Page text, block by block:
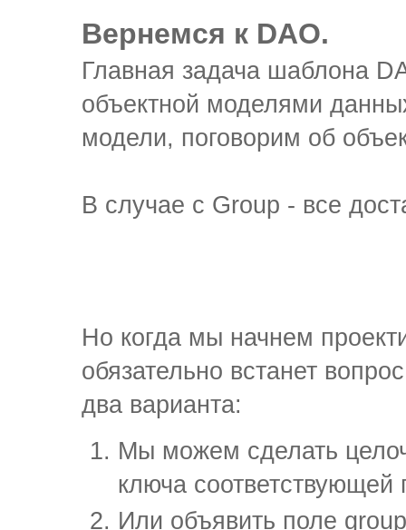
Вернемся к DAO.
Главная задача шаблона
объектной моделями
модели, поговорим об
В случае с Group - все
Но когда мы начнем
обязательно встанет
два варианта:
Мы можем сделать
ключа соответствующей
Или объявить поле